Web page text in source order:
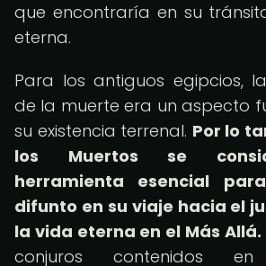
que encontraría en su
eterna.
Para los antiguos egipcios,
de la muerte era un aspecto
su existencia terrenal. Por lo
los Muertos se
herramienta esencial
difunto en su viaje hacia el
la vida eterna en el Más Allá.
conjuros contenidos